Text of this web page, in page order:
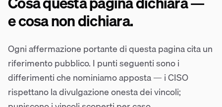
e cosa non dichiara.
Ogni affermazione portante di questa pagina cita un
riferimento pubblico. I punti seguenti sono i
differimenti che nominiamo apposta — i CISO
rispettano la divulgazione onesta dei vincoli;